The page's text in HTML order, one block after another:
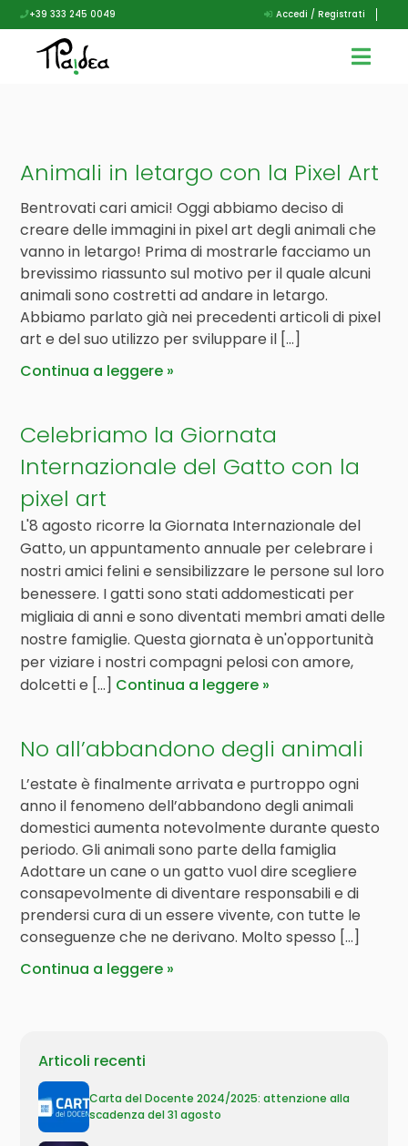
+39 333 245 0049 Accedi / Registrati
Animali in letargo con la Pixel Art
Bentrovati cari amici! Oggi abbiamo deciso di
creare delle immagini in pixel art degli animali che
vanno in letargo! Prima di mostrarle facciamo un
brevissimo riassunto sul motivo per il quale alcuni
animali sono costretti ad andare in letargo.
Abbiamo parlato già nei precedenti articoli di pixel
art e del suo utilizzo per sviluppare il […]
Continua a leggere
Celebriamo la Giornata
Internazionale del Gatto con la
pixel art
L'8 agosto ricorre la Giornata Internazionale del
Gatto, un appuntamento annuale per celebrare i
nostri amici felini e sensibilizzare le persone sul loro
benessere. I gatti sono stati addomesticati per
migliaia di anni e sono diventati membri amati delle
nostre famiglie. Questa giornata è un'opportunità
per viziare i nostri compagni pelosi con amore,
dolcetti e [...] Continua a leggere
No all’abbandono degli animali
L’estate è finalmente arrivata e purtroppo ogni
anno il fenomeno dell’abbandono degli animali
domestici aumenta notevolmente durante questo
periodo. Gli animali sono parte della famiglia
Adottare un cane o un gatto vuol dire scegliere
consapevolmente di diventare responsabili e di
prendersi cura di un essere vivente, con tutte le
conseguenze che ne derivano. Molto spesso […]
Continua a leggere
Articoli recenti
Carta del Docente 2024/2025: attenzione alla
scadenza del 31 agosto